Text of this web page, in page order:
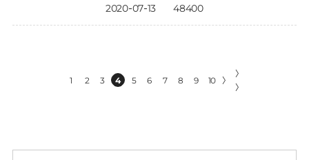
2020-07-13 48400
1 2 3 4 5 6 7 8 9 10 〉
〉
〉